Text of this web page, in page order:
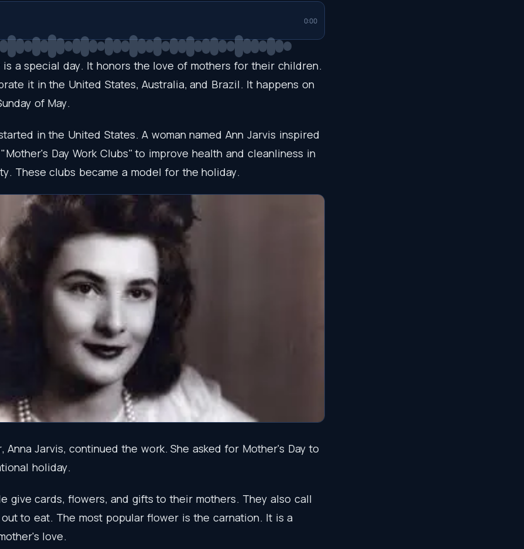
0:00
is a special day. It honors the love of mothers for their children.
it in the United States, Australia, and Brazil. It happens on
of May.
in the United States. A woman named Ann Jarvis inspired
"Mother's Day Work Clubs"to improve health and cleanliness in
. These clubs became a model for the holiday.
, Anna Jarvis, continued the work. She asked for Mother's Day to
holiday.
give cards, flowers, and gifts to their mothers. They also call
out to eat. The most popular flower is the carnation. It is a
love.